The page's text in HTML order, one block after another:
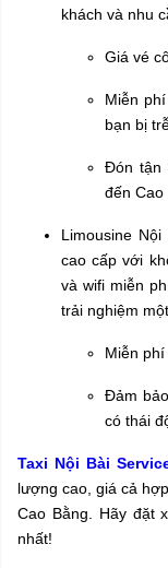
khách và nhu
Giá vé
Miễn
bạn bị
Đón tận
đến Cao
Limousine
cao cấp với
và wifi miễn
trải nghiệm
Miễn
Đảm
có thái
Taxi Nội Bài
lượng cao, giá cả
Cao Bằng. Hãy đặt
nhất!